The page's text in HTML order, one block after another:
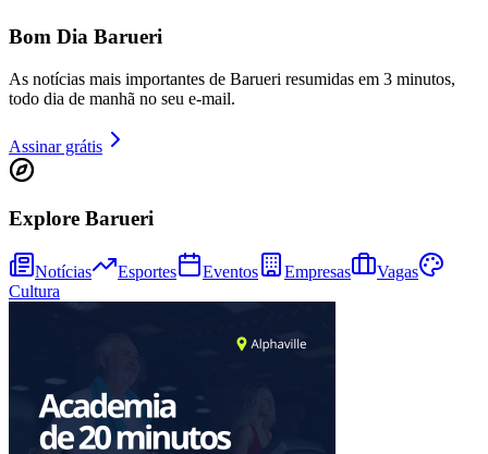
Goiás
Bom Dia Barueri
As notícias mais importantes de Barueri resumidas em 3 minutos,
todo dia de manhã no seu e-mail.
Assinar grátis
Explore Barueri
Notícias Esportes Eventos Empresas
Vagas
Cultura